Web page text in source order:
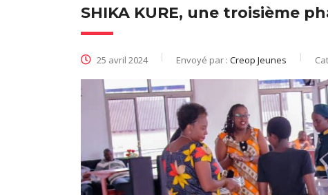
SHIKA KURE, une troisième
25 avril 2024 Envoyé par : Creop Jeunes